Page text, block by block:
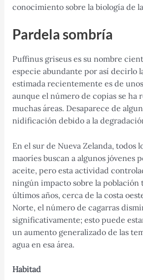
conocimiento sobre la biología de
Pardela sombría
Puffinus griseus es su nombre
especie abundante por así decirlo
estimada recientemente es de
aunque el número de copias se ha
muchas áreas. Desaparece de
nidificación debido a la
En el sur de Nueva Zelanda, todos
maoríes buscan a algunos jóvenes
aceite, pero esta actividad
ningún impacto sobre la población
últimos años, cerca de la costa
Norte, el número de cagarras
significativamente; esto puede
un aumento generalizado de las
agua en esa área.
Habitad